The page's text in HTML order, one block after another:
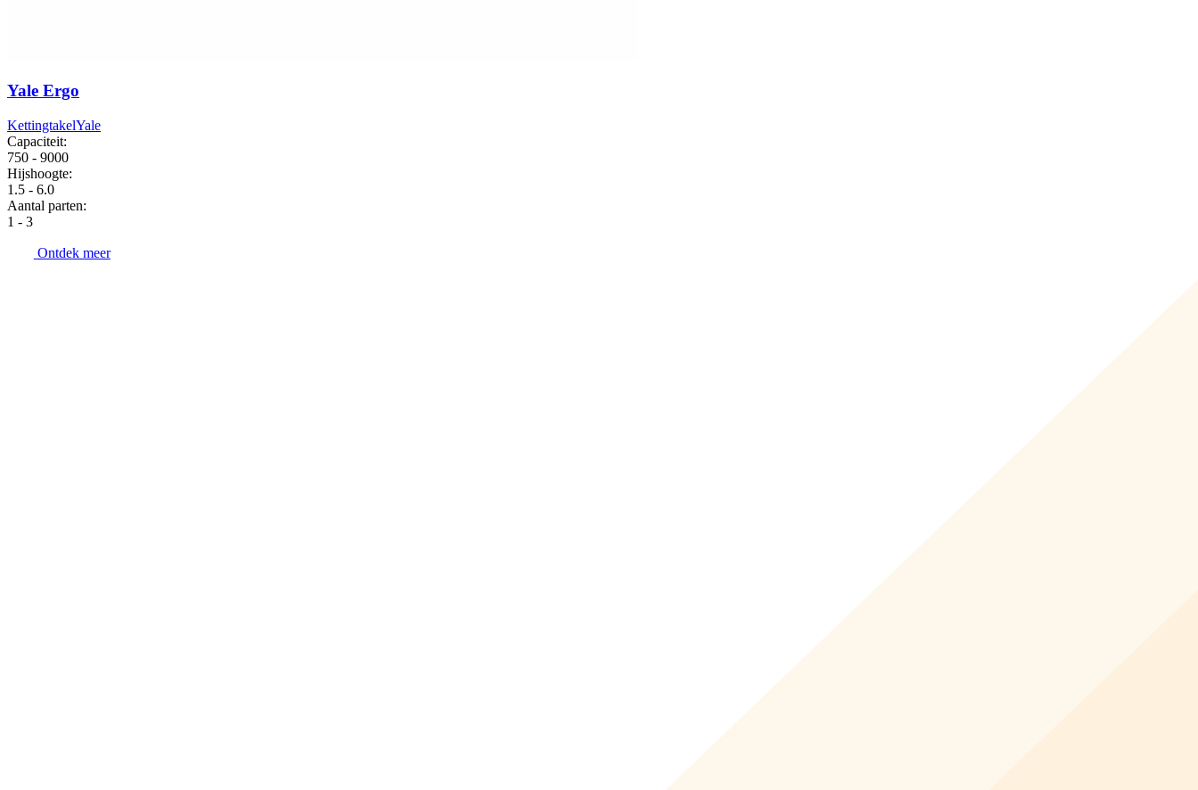
Yale Ergo
KettingtakelYale
Capaciteit:
750 - 9000
Hijshoogte:
1.5 - 6.0
Aantal parten:
1 - 3
Ontdek meer